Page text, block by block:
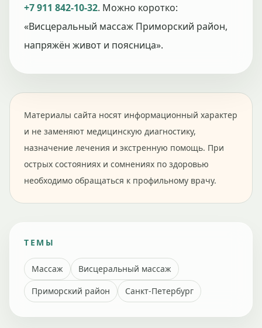
+7 911 842-10-32. Можно коротко:
«Висцеральный массаж Приморский район,
напряжён живот и поясница».
Материалы сайта носят информационный характер
и не заменяют медицинскую диагностику,
назначение лечения и экстренную помощь. При
острых состояниях и сомнениях по здоровью
необходимо обращаться к профильному врачу.
ТЕМЫ
Массаж
Висцеральный массаж
Приморский район
Санкт-Петербург